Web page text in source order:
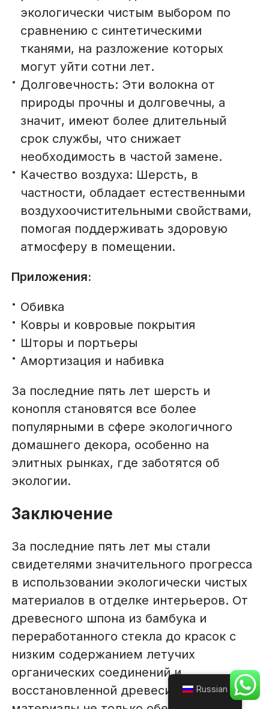
экологически чистым выбором по
сравнению с синтетическими
тканями, на разложение которых
могут уйти сотни лет.
Долговечность: Эти волокна от
природы прочны и долговечны, а
значит, имеют более длительный
срок службы, что снижает
необходимость в частой замене.
Качество воздуха: Шерсть, в
частности, обладает естественными
воздухоочистительными свойствами,
помогая поддерживать здоровую
атмосферу в помещении.
Приложения:
Обивка
Ковры и ковровые покрытия
Шторы и портьеры
Амортизация и набивка
За последние пять лет шерсть и
конопля становятся все более
популярными в сфере экологичного
домашнего декора, особенно на
элитных рынках, где заботятся об
экологии.
Заключение
За последние пять лет мы стали
свидетелями значительного прогресса
в использовании экологически чистых
материалов в отделке интерьеров. От
древесного шпона из бамбука и
переработанного стекла до красок с
низким содержанием летучих
органических соединений и
восстановленной древесины - эти
Russian